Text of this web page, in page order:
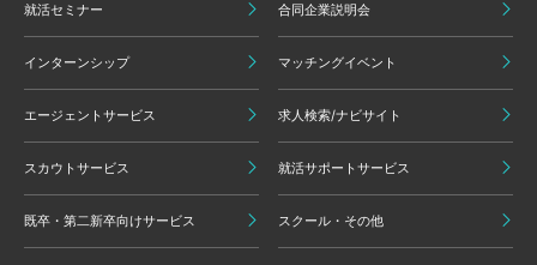
就活セミナー 合同企業説明会
インターンシップ マッチングイベント
エージェントサービス 求人検索/ナビサイト
スカウトサービス 就活サポートサービス
既卒・第二新卒向けサービス スクール・その他